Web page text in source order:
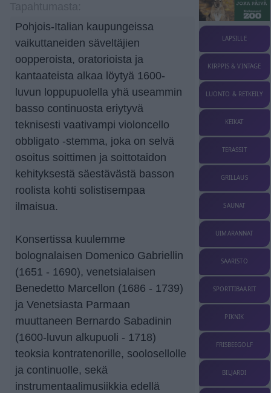
Pohjois-Italian kaupungeissa
vaikuttaneiden säveltäjien
oopperoista, oratorioista ja
kantaateista alkaa löytyä 1600-
luvun loppupuolella yhä useammin
basso continuosta eriytyvä
teknisesti vaativampi violoncello
obbligato -stemma, joka on selvä
osoitus soittimen ja soittotaidon
kehityksestä säestävästä basson
roolista kohti solistisempaa
ilmaisua.
Konsertissa kuulemme
bolognalaisen Domenico Gabriellin
(1651 - 1690), venetsialaisen
Benedetto Marcellon (1686 - 1739)
ja Venetsiasta Parmaan
muuttaneen Bernardo Sabadinin
(1600-luvun alkupuoli - 1718)
teoksia kontratenorille, soolosellolle
ja continuolle, sekä
instrumentaalimusiikkia edellä
LAPSILLE
KIRPPIS & VINTAGE
LUONTO & RETKEILY
KEIKAT
TERASSIT
GRILLAUS
SAUNAT
UIMARANNAT
SAARISTO
SPORTTIBAARIT
PIKNIK
FRISBEEGOLF
BILJARDI